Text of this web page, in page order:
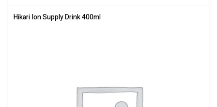
Hikari Ion Supply Drink 400ml